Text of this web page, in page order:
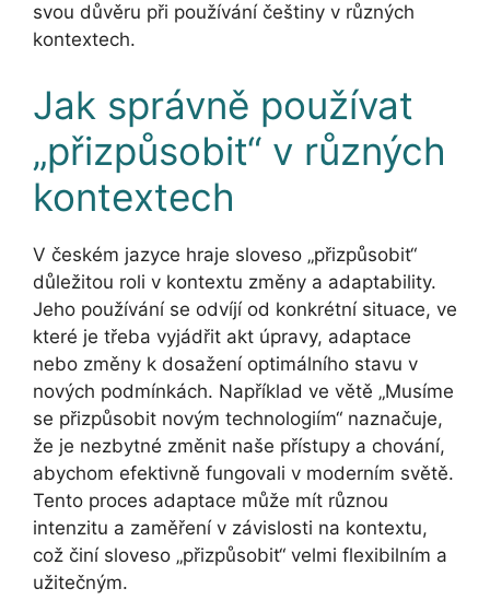
svou důvěru při používání češtiny v různých
kontextech.
Jak správně používat
„přizpůsobit“ v různých
kontextech
V českém jazyce hraje sloveso „přizpůsobit“
důležitou roli v kontextu změny a adaptability.
Jeho používání se odvíjí od konkrétní situace, ve
které je třeba vyjádřit akt úpravy, adaptace
nebo změny k dosažení optimálního stavu v
nových podmínkách. Například ve větě „Musíme
se přizpůsobit novým technologiím“ naznačuje,
že je nezbytné změnit naše přístupy a chování,
abychom efektivně fungovali v moderním světě.
Tento proces adaptace může mít různou
intenzitu a zaměření v závislosti na kontextu,
což činí sloveso „přizpůsobit“ velmi flexibilním a
užitečným.